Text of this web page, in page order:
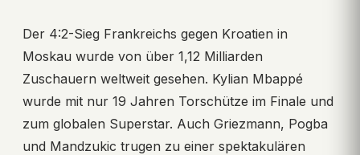
Der 4:2-Sieg Frankreichs gegen Kroatien in
Moskau wurde von über 1,12 Milliarden
Zuschauern weltweit gesehen. Kylian Mbappé
wurde mit nur 19 Jahren Torschütze im Finale und
zum globalen Superstar. Auch Griezmann, Pogba
und Mandzukic trugen zu einer spektakulären